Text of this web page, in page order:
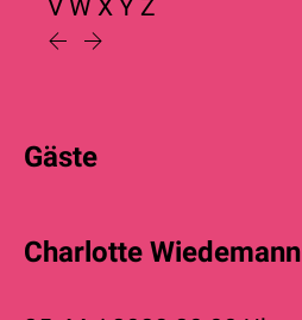
V W X Y Z
Gäste
Charlotte Wiedemann